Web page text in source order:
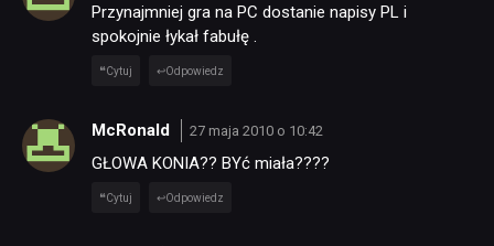
Przynajmniej gra na PC dostanie napisy PL i
spokojnie łykał fabułę .
Cytuj Odpowiedz
McRonald 27 maja 2010 o 10:42
GŁOWA KONIA?? BYć miała????
Cytuj Odpowiedz